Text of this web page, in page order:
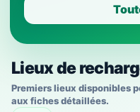
Lieux de
Premiers lieux disponibles
aux fiches détaillées.